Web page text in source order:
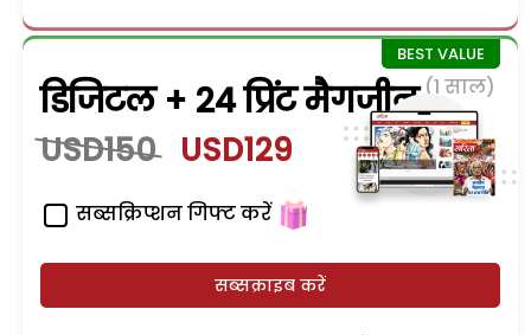
डिजिटल + 24 प्रिंट मैगजीन (1 साल)
USD150 USD129
सब्सक्रिप्शन गिफ्ट करें
सब्सक्राइब करें